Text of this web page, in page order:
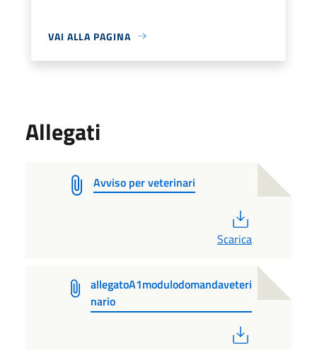
VAI ALLA PAGINA
Allegati
Avviso per veterinari
Scarica
allegatoA1modulodomandaveteri
nario